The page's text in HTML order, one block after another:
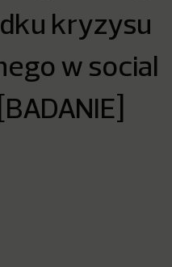
kryzysu
w social